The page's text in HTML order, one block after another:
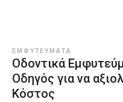
ΕΜΦΥΤΕΎΜΑΤΑ
Οδοντικά
Οδηγός για να
Κόστος